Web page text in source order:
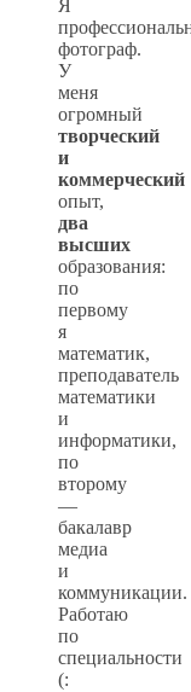
Я
фотограф.
У
меня
огромный
творческий
и
коммерческий
опыт,
два
высших
образования:
по
первому
я
математик,
преподаватель
математики
и
информатики,
по
второму
—
бакалавр
медиа
и
коммуникации.
Работаю
по
специальности
(: